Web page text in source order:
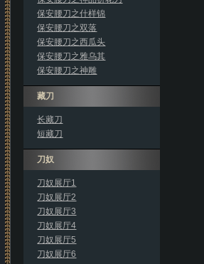
保安腰刀之什样锦
保安腰刀之双落
保安腰刀之西瓜头
保安腰刀之雅乌其
保安腰刀之神雕
藏刀
长藏刀
短藏刀
刀奴
刀奴展厅1
刀奴展厅2
刀奴展厅3
刀奴展厅4
刀奴展厅5
刀奴展厅6